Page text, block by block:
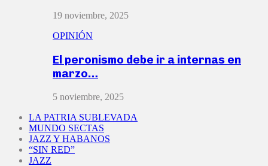
19 noviembre, 2025
OPINIÓN
El peronismo debe ir a internas en
marzo…
5 noviembre, 2025
LA PATRIA SUBLEVADA
MUNDO SECTAS
JAZZ Y HABANOS
“SIN RED”
JAZZ